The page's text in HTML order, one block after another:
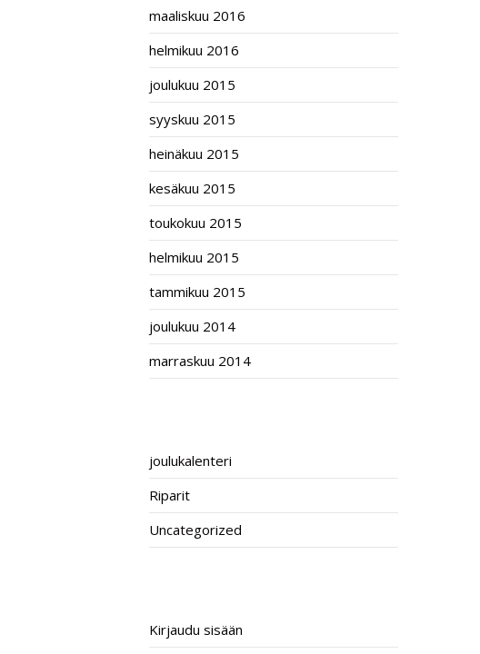
maaliskuu 2016
helmikuu 2016
joulukuu 2015
syyskuu 2015
heinäkuu 2015
kesäkuu 2015
toukokuu 2015
helmikuu 2015
tammikuu 2015
joulukuu 2014
marraskuu 2014
joulukalenteri
Riparit
Uncategorized
Kirjaudu sisään